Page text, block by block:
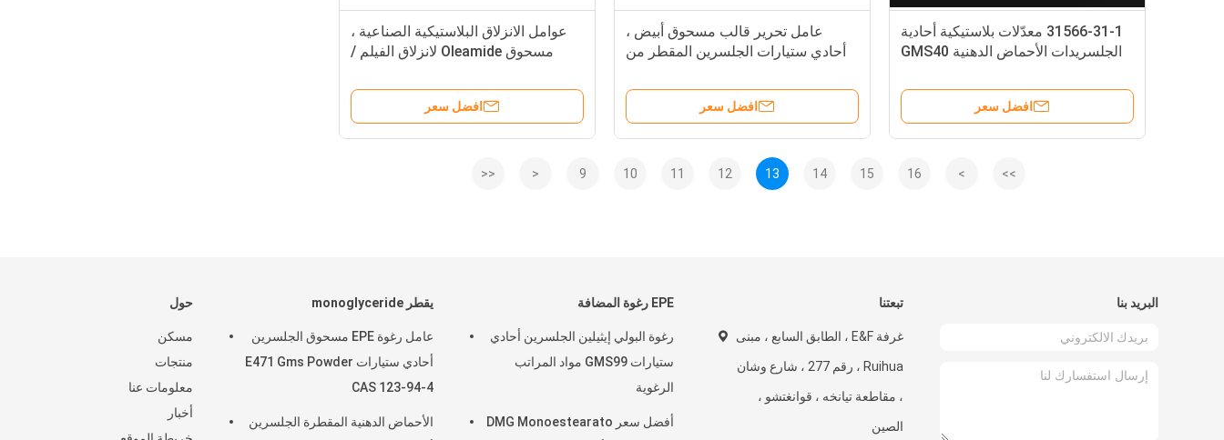
عوامل الانزلاق البلاستيكية الصناعية ،
مسحوق Oleamide لانزلاق الفيلم /
افضل سعر
عامل تحرير قالب مسحوق أبيض ،
أحادي ستيارات الجلسرين المقطر من
افضل سعر
31566-31-1 معدّلات بلاستيكية أحادية
الجلسريدات الأحماض الدهنية GMS40
افضل سعر
<< < 9 10 11 12 13 14 15 16 > >>
حول
مسكن
منتجات
معلومات عنا
أخبار
يقطر monoglyceride
عامل رغوة EPE مسحوق الجلسرين
أحادي ستيارات E471 Gms Powder
CAS 123-94-4
الأحماض الدهنية المقطرة الجلسرين
EPE رغوة المضافة
رغوة البولي إيثيلين الجلسرين أحادي
ستيارات GMS99 مواد المراتب
الرغوية
أفضل سعر DMG Monoestearato
تبعتنا
غرفة E&F ، الطابق السابع ، مبنى
Ruihua ، رقم 277 ، شارع وشان
، مقاطعة تيانخه ، قوانغتشو ،
الصين
البريد بنا